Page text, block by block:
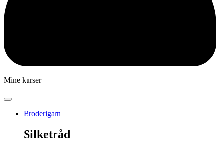
Mine kurser
Broderigarn
Silketråd